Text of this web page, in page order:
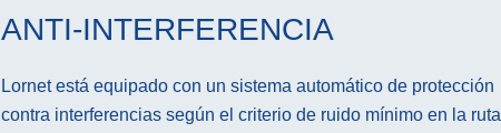
ANTI-INTERFERENCIA
Lornet está equipado con un sistema automático de protección
contra interferencias según el criterio de ruido mínimo en la ruta